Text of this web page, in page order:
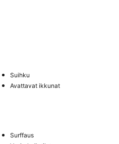
Suihku
Avattavat ikkunat
Surffaus